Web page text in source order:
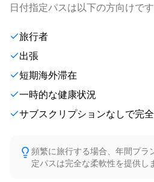
日付指定パスは以下の方向けです
旅行者
出張
短期海外滞在
一時的な健康状況
サブスクリプションなしで完
頻繁に旅行する場合、年間プラ
定パスは完全な柔軟性を提供し